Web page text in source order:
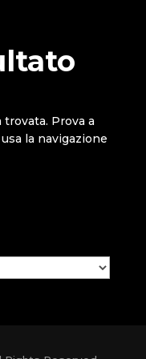
Prova a
la navigazione